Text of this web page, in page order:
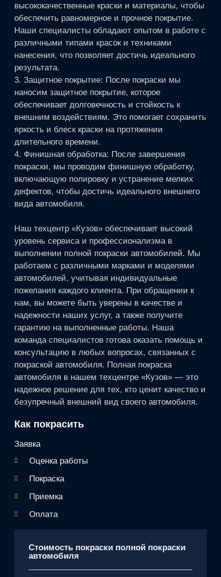
высококачественные краски и материалы, чтобы
обеспечить равномерное и прочное покрытие.
Наши специалисты обладают опытом в работе с
различными типами красок и техниками
нанесения, что позволяет достичь идеального
результата.
3. Защитное покрытие: После покраски мы
наносим защитное покрытие, которое
обеспечивает долговечность и стойкость к
внешним воздействиям. Это помогает сохранить
яркость и блеск краски на протяжении
длительного времени.
4. Финишная обработка: После завершения
покраски, мы проводим финишную обработку,
включающую полировку и устранение мелких
дефектов, чтобы достичь идеального внешнего
вида автомобиля.
Наш техцентр «Кузов» обеспечивает высокий
уровень сервиса и профессионализма в
выполнении полной покраски автомобилей. Мы
работаем с различными марками и моделями
автомобилей, учитывая индивидуальные
пожелания каждого клиента. При обращении к
нам, вы можете быть уверены в качестве и
надежности наших услуг, а также получите
гарантию на выполненные работы. Наша
команда специалистов готова оказать помощь и
консультацию в любых вопросах, связанных с
покраской автомобиля. Полная покраска
автомобиля в нашем техцентре «Кузов» — это
надежное решение для тех, кто ценит качество и
безупречный внешний вид своего автомобиля.
Как покрасить
Заявка
Оценка работы
Покраска
Приемка
Оплата
Стоимость покраски полной покраски
автомобиля